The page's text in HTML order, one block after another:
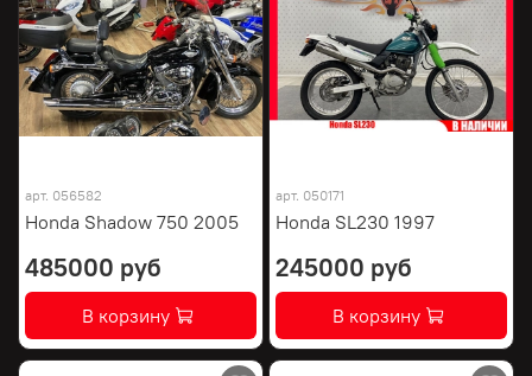
арт. 056582
Honda Shadow 750 2005
485000 руб
В корзину
арт. 050171
Honda SL230 1997
245000 руб
В корзину